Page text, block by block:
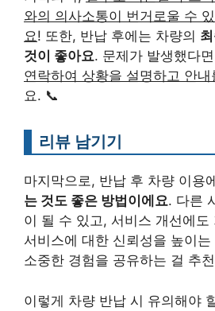
와의 의사소통이 번거로울 수
요! 또한, 반납 후에는 차량의
것이 좋아요. 문제가 발생했다면
연락하여 상황을 설명하고 안
요. 📞
리뷰 남기기
마지막으로, 반납 후 차량 이용
는 것도 좋은 방법이에요. 다른
이 될 수 있고, 서비스 개선에도
서비스에 대한 신뢰성을 높이는
소중한 경험을 공유하는 걸 추
이렇게 차량 반납 시 유의해야